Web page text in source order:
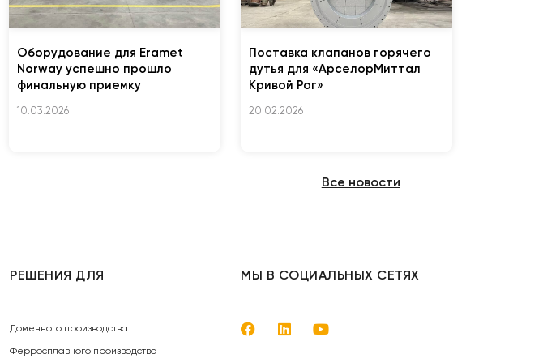
Оборудование для Eramet
Norway успешно прошло
финальную приемку
10.03.2026
Поставка клапанов горячего
дутья для «АрселорМиттал
Кривой Рог»
20.02.2026
Все новости
РЕШЕНИЯ ДЛЯ
Доменного производства
Ферросплавного производства
МЫ В СОЦИАЛЬНЫХ СЕТЯХ